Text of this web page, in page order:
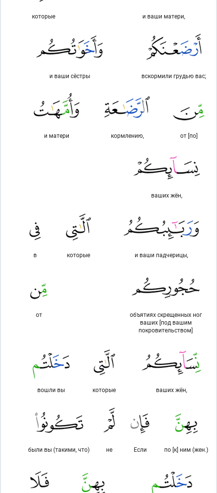
и ваши матери,
которые
вскормили грудью вас;
и ваши сёстры
от [по]
кормлению,
и матери
ваших жён,
и ваши падчерицы,
которые
в
объятиях скрещенных ног
ваших [под вашим
покровительством]
от
ваших жён,
которые
вошли вы
по [к] ним (жен.)
Если
не
были вы (такими, что)